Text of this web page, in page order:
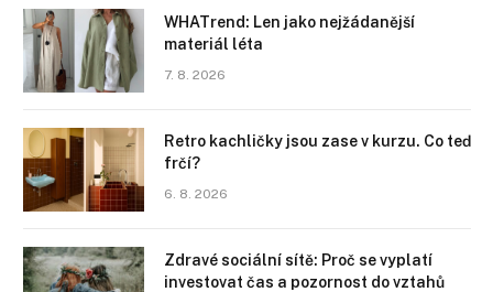
WHATrend: Len jako nejžádanější
materiál léta
7. 8. 2026
Retro kachličky jsou zase v kurzu. Co teď
frčí?
6. 8. 2026
Zdravé sociální sítě: Proč se vyplatí
investovat čas a pozornost do vztahů